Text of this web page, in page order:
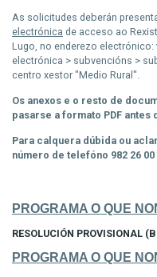
As solicitudes deberán
electrónica de acceso ao
Lugo, no enderezo electrónico:
electrónica > subvencións >
centro xestor "Medio Rural".
Os anexos e o resto de
pasarse a formato PDF
Para calquera dúbida ou
número de telefóno 982 26 00
PROGRAMA O QUE
RESOLUCIÓN PROVISIONAL
PROGRAMA O QUE